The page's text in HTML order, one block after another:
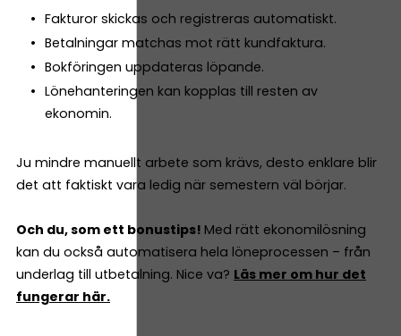
Fakturor skickas och registreras automatiskt.
Betalningar matchas mot rätt kundfaktura.
Bokföringen uppdateras löpande.
Lönehanteringen kan kopplas till resten av
ekonomin.
Ju mindre manuellt arbete som krävs, desto enklare blir
det att faktiskt vara ledig när semestern väl börjar.
Och du, som ett bonustips! Med rätt ekonomilösning
kan du också automatisera hela löneprocessen – från
underlag till utbetalning. Nice va? Läs mer om hur det
fungerar här.